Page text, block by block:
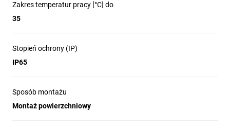
Zakres temperatur pracy [°C] do
35
Stopień ochrony (IP)
IP65
Sposób montażu
Montaż powierzchniowy